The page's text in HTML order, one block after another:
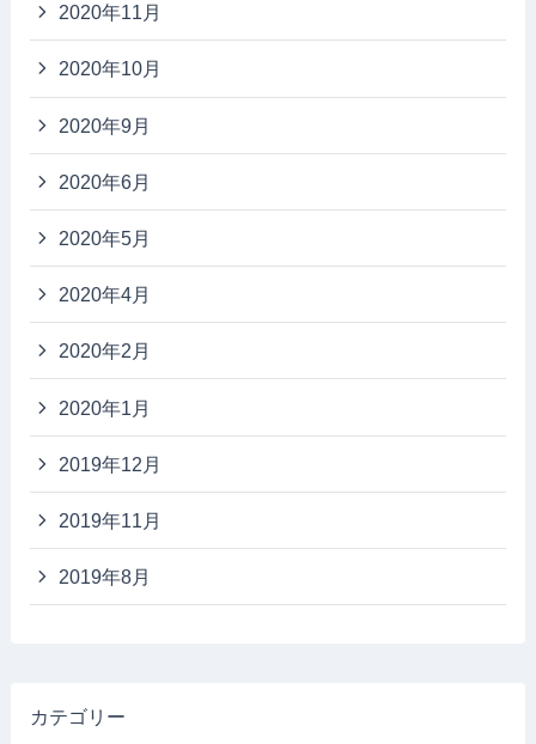
2020年11月
2020年10月
2020年9月
2020年6月
2020年5月
2020年4月
2020年2月
2020年1月
2019年12月
2019年11月
2019年8月
カテゴリー